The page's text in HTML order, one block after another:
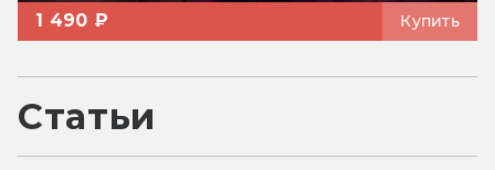
1 490 ₽ Купить
Статьи